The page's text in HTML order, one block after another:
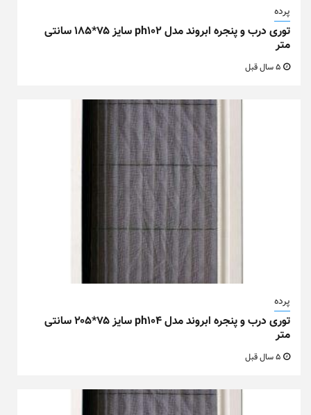
پرده
توری درب و پنجره ابروند مدل ph102 سایز ۷۵*۱۸۵ سانتی
متر
پرده
توری درب و پنجره ابروند مدل ph104 سایز ۷۵*۲۰۵ سانتی
متر